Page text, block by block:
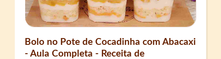
Bolo no Pote de Cocadinha com Abacaxi
- Aula Completa - Receita de